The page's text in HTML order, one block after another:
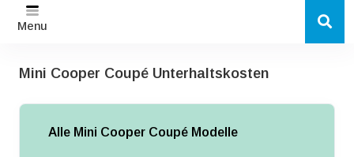
Menu
Mini Cooper Coupé Unterhaltskosten
Alle Mini Cooper Coupé Modelle